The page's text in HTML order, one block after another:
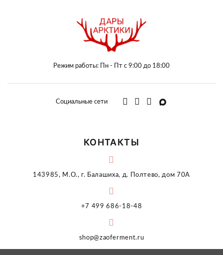
Режим работы: Пн - Пт с 9:00 до 18:00
Социальные сети
КОНТАКТЫ
143985, М.О., г. Балашиха, д. Полтево, дом 70А
+7 499 686-18-48
shop@zaoferment.ru